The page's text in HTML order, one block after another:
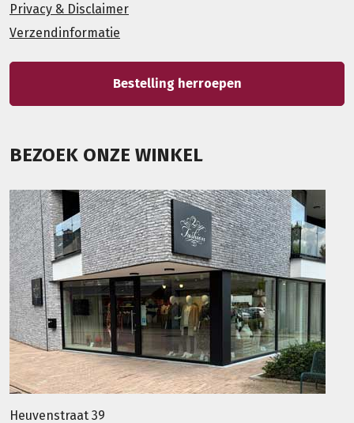
Privacy & Disclaimer
Verzendinformatie
Bestelling herroepen
BEZOEK ONZE WINKEL
Heuvenstraat 39